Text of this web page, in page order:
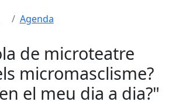
Agenda
de microteatre
micromasclisme?
el meu dia a dia?"